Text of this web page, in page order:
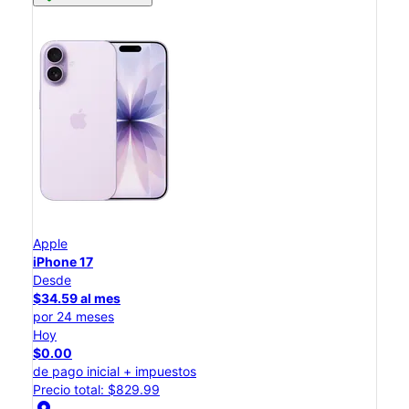
Apple
iPhone 17
Desde
$34.59 al mes
por 24 meses
Hoy
$0.00
de pago inicial + impuestos
Precio total: $829.99